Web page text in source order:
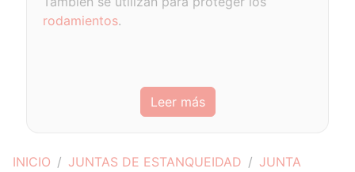
INICIO JUNTAS DE ESTANQUEIDAD
JUNTA
rodamientos.
Leer más